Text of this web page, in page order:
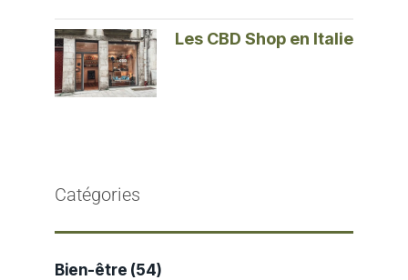
Les CBD Shop en Italie
Catégories
Bien-être (54)